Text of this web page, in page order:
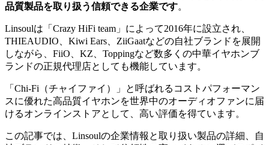
品質製品を取り扱う信頼できる企業です。
Linsoulは「Crazy HiFi team」によって2016年に設立され、
THIEAUDIO、Kiwi Ears、ZiiGaatなどの自社ブランドを展開
しながら、FiiO、KZ、Toppingなど数多くの中華イヤホンブ
ランドの正規代理店としても機能しています。
「Chi-Fi（チャイファイ）」と呼ばれるコストパフォーマン
スに優れた高品質イヤホンを世界中のオーディオファンに届
けるオンラインストアとして、高い評価を得ています。
この記事では、Linsoulの企業情報と取り扱い製品の詳細、自